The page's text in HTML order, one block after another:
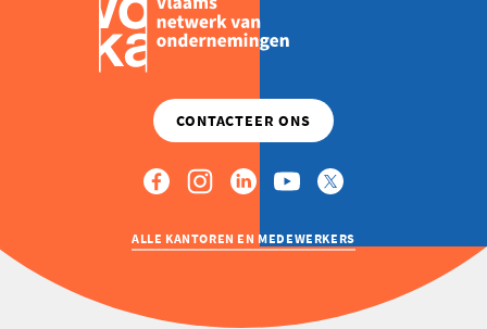
ALLE KANTOREN EN MEDEWERKERS